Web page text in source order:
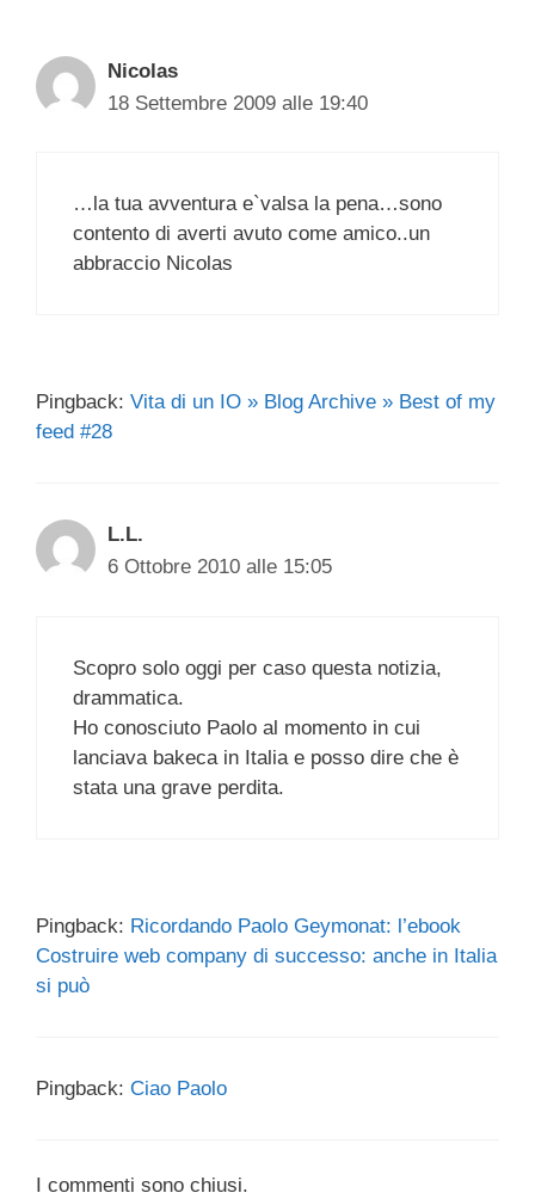
Nicolas
18 Settembre 2009 alle 19:40
…la tua avventura e`valsa la pena…sono
contento di averti avuto come amico..un
abbraccio Nicolas
Pingback: Vita di un IO » Blog Archive » Best of my
feed #28
L.L.
6 Ottobre 2010 alle 15:05
Scopro solo oggi per caso questa notizia,
drammatica.
Ho conosciuto Paolo al momento in cui
lanciava bakeca in Italia e posso dire che è
stata una grave perdita.
Pingback: Ricordando Paolo Geymonat: l’ebook
Costruire web company di successo: anche in Italia
si può
Pingback: Ciao Paolo
I commenti sono chiusi.